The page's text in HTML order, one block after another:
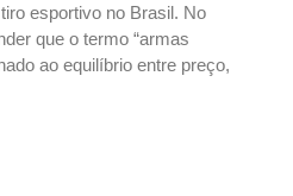
esportivo no Brasil. No
que o termo “armas
ao equilíbrio entre preço,